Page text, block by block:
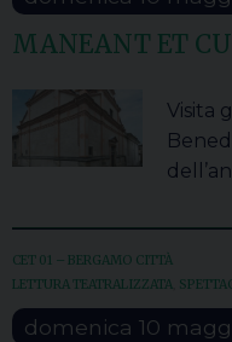
MANEANT ET
Visita
CET 01 – BERGAMO CITTÀ
LETTURA TEATRALIZZATA
domenica 10